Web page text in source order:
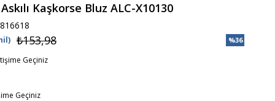
Kaşkorse Bluz ALC-X10130
%36
₺153,98
Geçiniz
Geçiniz